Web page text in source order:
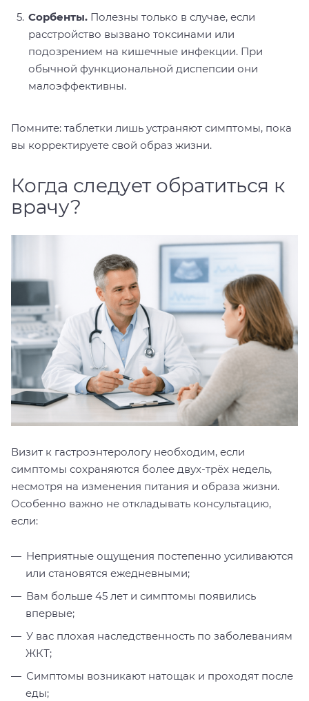
Сорбенты. Полезны только в случае, если
расстройство вызвано токсинами или
подозрением на кишечные инфекции. При
обычной функциональной диспепсии они
малоэффективны.
Помните: таблетки лишь устраняют симптомы, пока
вы корректируете свой образ жизни.
Когда следует обратиться к
врачу?
Визит к гастроэнтерологу необходим, если
симптомы сохраняются более двух-трёх недель,
несмотря на изменения питания и образа жизни.
Особенно важно не откладывать консультацию,
если:
Неприятные ощущения постепенно усиливаются
или становятся ежедневными;
Вам больше 45 лет и симптомы появились
впервые;
У вас плохая наследственность по заболеваниям
ЖКТ;
Симптомы возникают натощак и проходят после
еды;